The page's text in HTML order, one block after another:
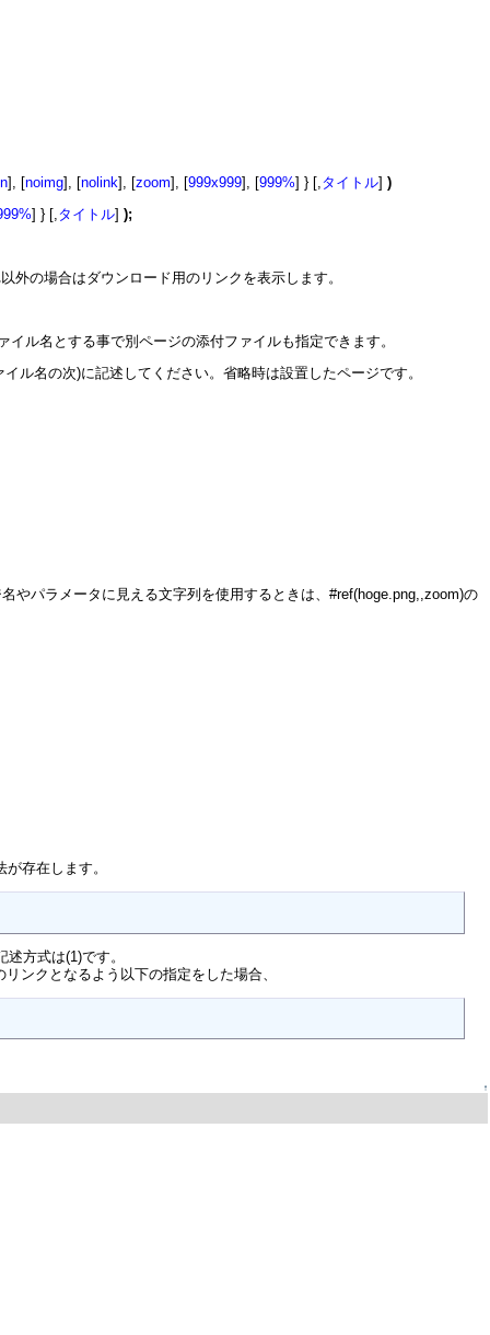
], [noimg], [nolink], [zoom], [999x999], [999%] } [,タイトル] )
] } [,タイトル] );
の場合はダウンロード用のリンクを表示します。
ル名とする事で別ページの添付ファイルも指定できます。
ル名の次)に記述してください。省略時は設置したページです。
やパラメータに見える文字列を使用するときは、#ref(hoge.png,,zoom)の
存在します。
方式は(1)です。
ンクとなるよう以下の指定をした場合、
↑